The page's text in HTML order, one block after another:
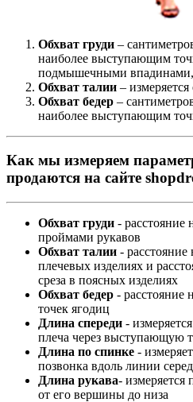
Обхват груди –
наиболее выступающим
подмышечными
Обхват талии –
Обхват бедер –
наиболее выступающим
Как мы измеряем
продаются на сайте
Обхват груди - расстояние
проймами рукавов
Обхват талии -
плечевых изделиях и
среза в поясных изделиях
Обхват бедер - расстояние
точек ягодиц
Длина спереди -
плеча через выступающую
Длина по спинке -
позвонка вдоль линии
Длина рукава- измеряется
от его вершины до низа